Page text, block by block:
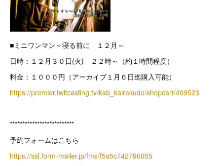
■ミニワンマン～寝る前に １２月～
日時：１２月３０日(火) ２２時～（約１時間程度）
料金：１０００円（アーカイブ１月６日迄購入可能）
https://premier.twitcasting.tv/kab_kairakudo/shopcart/409523
**************************
予約フォームはこちら
https://ssl.form-mailer.jp/fms/f5a5c742796005